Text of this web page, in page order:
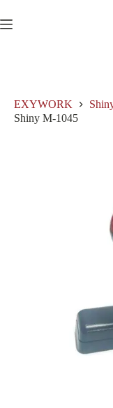
al
contenido
EXYWORK
Shiny M-1045